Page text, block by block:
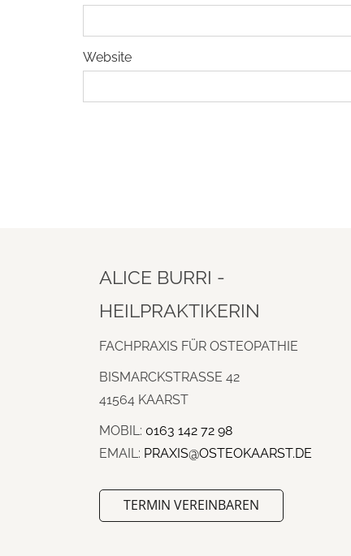
Website
ALICE BURRI -
HEILPRAKTIKERIN
FACHPRAXIS FÜR OSTEOPATHIE
BISMARCKSTRASSE 42
41564 KAARST
MOBIL: 0163 142 72 98
EMAIL: PRAXIS@OSTEOKAARST.DE
TERMIN VEREINBAREN